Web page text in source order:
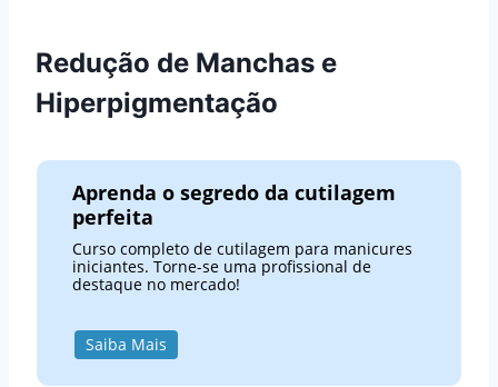
Redução de Manchas e
Hiperpigmentação
Aprenda o segredo da cutilagem
perfeita
Curso completo de cutilagem para manicures
iniciantes. Torne-se uma profissional de
destaque no mercado!
Saiba Mais